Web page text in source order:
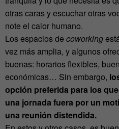
otras caras y escuchar otras
note el calor humano.
Los espacios de coworking
vez más amplia, y algunos
buenas: horarios flexibles,
económicas… Sin embargo,
opción preferida para los
una jornada fuera por un
una reunión distendida.